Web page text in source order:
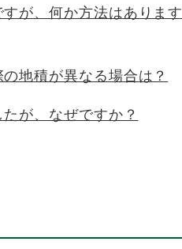
が、何か方法はあります
地積が異なる場合は？
が、なぜですか？